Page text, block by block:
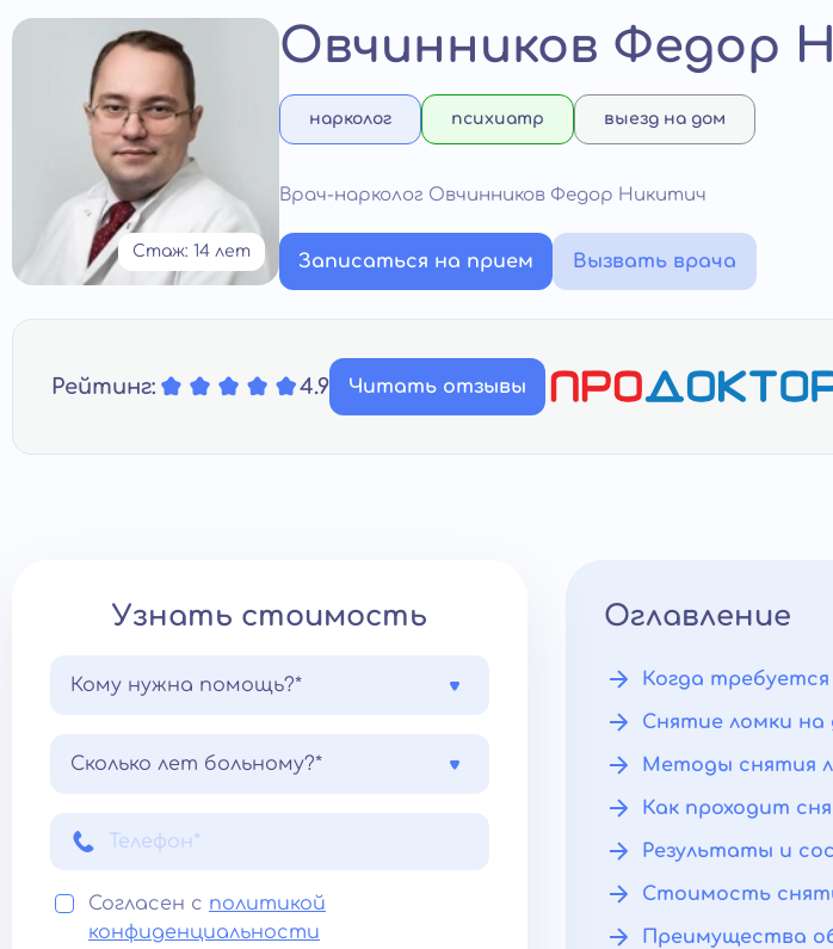
Стаж: 14 лет
Овчинников Федор
нарколог психиатр выезд на дом
Врач-нарколог Овчинников Федор Никитич
Записаться на прием Вызвать врача
Рейтинг: 4.9 Читать отзывы
Узнать стоимость
Кому нужна помощь?*
Сколько лет больному?*
Согласен с политикой
конфиденциальности
Оглавление
Когда
Снятие ломки на
Методы снятия
Как проходит
Результаты и
Стоимость
Преимущества